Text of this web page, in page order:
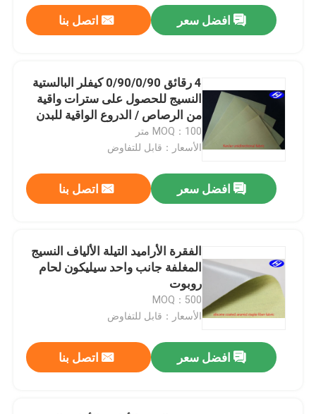
افضل سعر اتصل بنا
4 رقائق 0/90/0/90 كيفلر البالستية
النسيج للحصول على سترات واقية
من الرصاص / الدروع الواقية للبدن
MOQ：100 متر
الأسعار：قابل للتفاوض
افضل سعر اتصل بنا
الفقرة الأراميد التيلة الألياف النسيج
المغلفة جانب واحد سيليكون لحام
روبوت
MOQ：500
الأسعار：قابل للتفاوض
افضل سعر اتصل بنا